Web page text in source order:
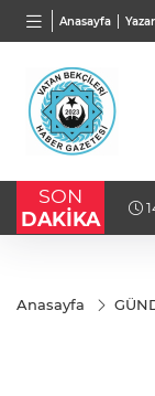
Anasayfa
TND
16,3788%0,90
SON
DAKİKA
Anasayfa